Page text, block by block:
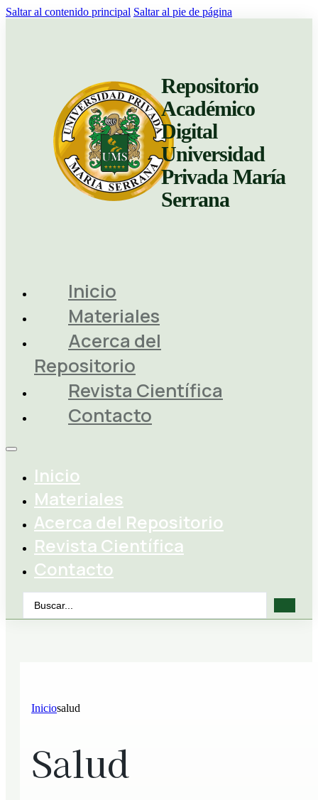
Saltar al contenido principal Saltar al pie de página
Repositorio
Académico
Digital
Universidad
Privada María
Serrana
Inicio
Materiales
Acerca del
Repositorio
Revista Científica
Contacto
Inicio
Materiales
Acerca del Repositorio
Revista Científica
Contacto
Iniciosalud
Salud